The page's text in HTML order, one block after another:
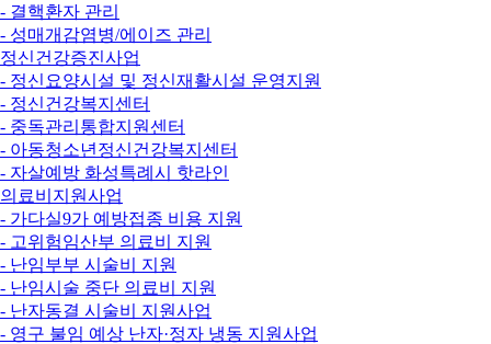
- 결핵환자 관리
- 성매개감염병/에이즈 관리
정신건강증진사업
- 정신요양시설 및 정신재활시설 운영지원
- 정신건강복지센터
- 중독관리통합지원센터
- 아동청소년정신건강복지센터
- 자살예방 화성특례시 핫라인
의료비지원사업
- 가다실9가 예방접종 비용 지원
- 고위험임산부 의료비 지원
- 난임부부 시술비 지원
- 난임시술 중단 의료비 지원
- 난자동결 시술비 지원사업
- 영구 불임 예상 난자·정자 냉동 지원사업